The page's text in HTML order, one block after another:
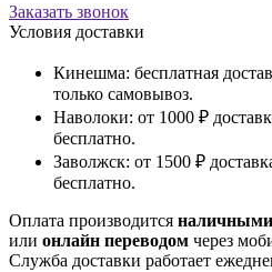
Заказать звонок
Условия доставки
Кинешма: бесплатная
только самовывоз.
Наволоки: от 1000 ₽
бесплатно.
Заволжск: от 1500 ₽
бесплатно.
Оплата производится наличными
или онлайн переводом через
Служба доставки работает